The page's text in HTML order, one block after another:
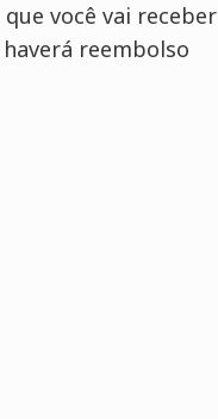
você vai receber
reembolso